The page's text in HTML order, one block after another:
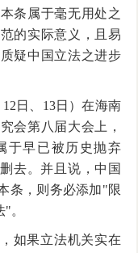
条属于毫无用处之
的实际意义，且易
疑中国立法之进步
日、13日）在海南
会第八届大会上，
于早已被历史抛弃
去。并且说，中国
条，则务必添加"限
。
如果立法机关实在